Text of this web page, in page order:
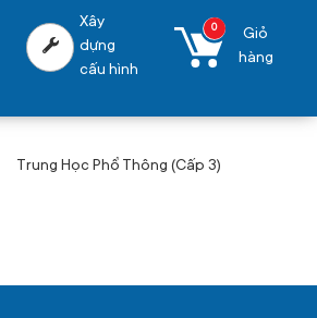
Xây
dựng
cấu hình
0
Giỏ
hàng
Trung Học Phổ Thông (Cấp 3)